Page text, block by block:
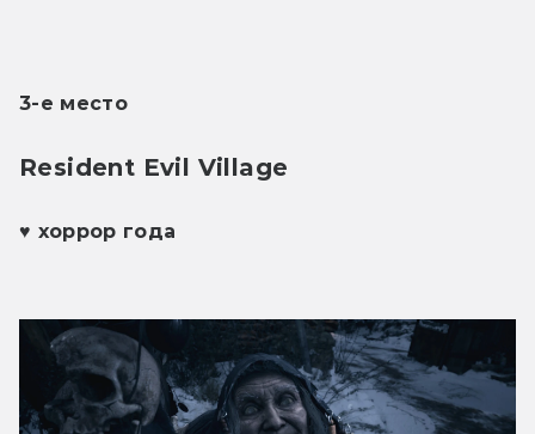
3-е место
Resident Evil Village
♥ хоррор года